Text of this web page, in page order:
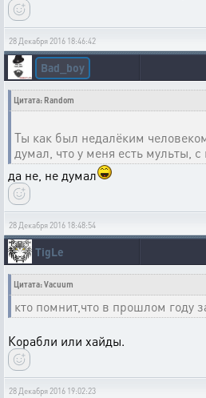
28 Декабря 2016 18:46:42
Bad_boy
Цитата: Random
Ты как был недалёким
думал, что у меня есть мульты,
да не, не думал
28 Декабря 2016 18:48:54
TigLe
Цитата: Vacuum
кто помнит,что в прошлом году
Корабли или хайды.
28 Декабря 2016 19:02:23